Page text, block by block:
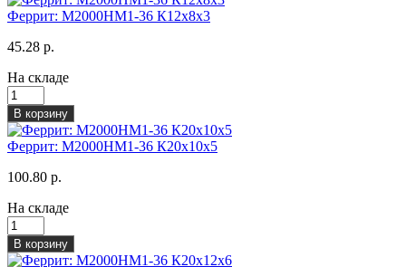
Феррит: М2000НМ1-36 К12х8х3
45.28 р.
На складе
В корзину
Феррит: М2000НМ1-36 К20х10х5
100.80 р.
На складе
В корзину